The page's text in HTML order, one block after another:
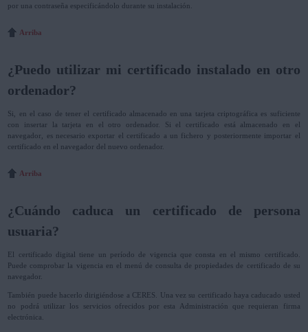
por una contraseña especificándolo durante su instalación.
Arriba
¿Puedo utilizar mi certificado instalado en otro
ordenador?
Si, en el caso de tener el certificado almacenado en una tarjeta criptográfica es suficiente
con insertar la tarjeta en el otro ordenador. Si el certificado está almacenado en el
navegador, es necesario exportar el certificado a un fichero y posteriormente importar el
certificado en el navegador del nuevo ordenador.
Arriba
¿Cuándo caduca un certificado de persona
usuaria?
El certificado digital tiene un período de vigencia que consta en el mismo certificado.
Puede comprobar la vigencia en el menú de consulta de propiedades de certificado de su
navegador.
También puede hacerlo dirigiéndose a CERES. Una vez su certificado haya caducado usted
no podrá utilizar los servicios ofrecidos por esta Administración que requieran firma
electrónica.